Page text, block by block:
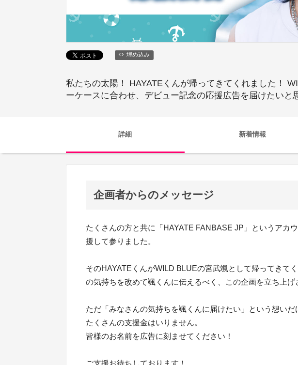
埋め込み
私たちの太陽！ HAYATEくんが帰ってきてくれました！
ーケースに合わせ、デビュー記念の応援広告を届けたいと
詳細 新着情報
企画者からのメッセージ
たくさんの方と共に「HAYATE FANBASE JP」というアカ
援して参りました。
そのHAYATEくんがWILD BLUEの宮武颯として帰ってきて
の気持ちを改めて颯くんに伝えるべく、この企画を立ち上げ
ただ「みなさんの気持ちを颯くんに届けたい」という想いだ
たくさんの支援金はいりません。
皆様のお名前を広告に刻ませてください！
ご支援お待ちしております！